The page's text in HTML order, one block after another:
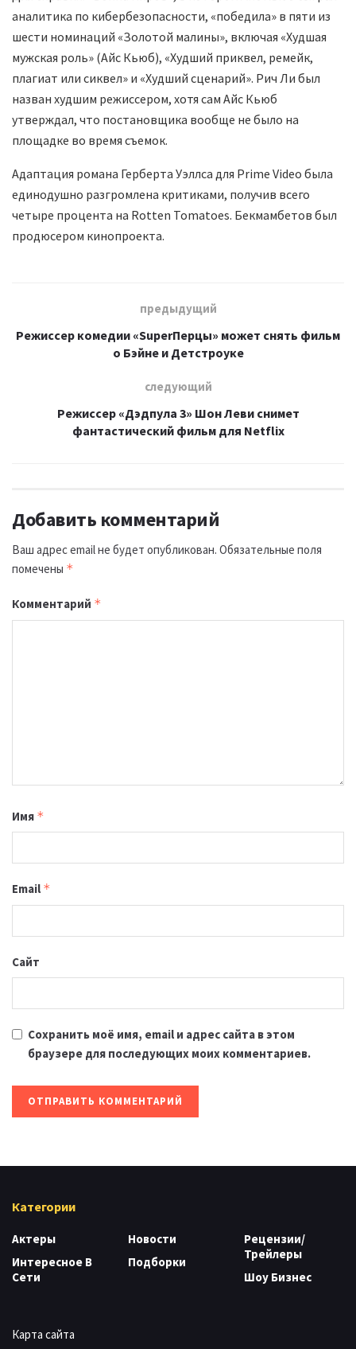
аналитика по кибербезопасности, «победила» в пяти из
шести номинаций «Золотой малины», включая «Худшая
мужская роль» (Айс Кьюб), «Худший приквел, ремейк,
плагиат или сиквел» и «Худший сценарий». Рич Ли был
назван худшим режиссером, хотя сам Айс Кьюб
утверждал, что постановщика вообще не было на
площадке во время съемок.
Адаптация романа Герберта Уэллса для Prime Video была
единодушно разгромлена критиками, получив всего
четыре процента на Rotten Tomatoes. Бекмамбетов был
продюсером кинопроекта.
предыдущий
Режиссер комедии «SuperПерцы» может снять фильм
о Бэйне и Детстроуке
следующий
Режиссер «Дэдпула 3» Шон Леви cнимет
фантастический фильм для Netflix
Добавить комментарий
Ваш адрес email не будет опубликован. Обязательные поля
помечены *
Комментарий *
Имя *
Email *
Сайт
Сохранить моё имя, email и адрес сайта в этом
браузере для последующих моих комментариев.
Категории
Актеры
Интересное В
Сети
Новости
Подборки
Рецензии/
Трейлеры
Шоу Бизнес
Карта сайта